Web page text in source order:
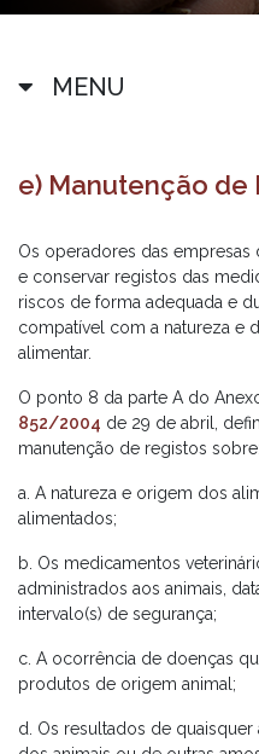
MENU
e) Manutenção de
Os operadores das
e conservar registos das
riscos de forma adequada e
compatível com a natureza e
alimentar.
O ponto 8 da parte A do
852/2004 de 29 de abril,
manutenção de registos sobre:
a. A natureza e origem dos
alimentados;
b. Os medicamentos
administrados aos animais,
intervalo(s) de segurança;
c. A ocorrência de doenças
produtos de origem animal;
d. Os resultados de